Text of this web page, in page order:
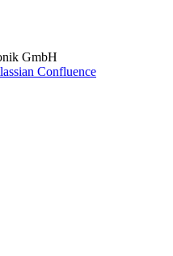
GmbH
Confluence